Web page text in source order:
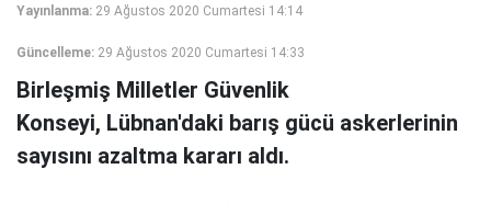
Yayınlanma: 29 Ağustos 2020 Cumartesi 14:14
Güncelleme: 29 Ağustos 2020 Cumartesi 14:33
Birleşmiş Milletler Güvenlik
Konseyi, Lübnan'daki barış gücü askerlerinin
sayısını azaltma kararı aldı.